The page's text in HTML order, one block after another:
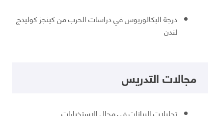
درجة البكالوريوس في دراسات الحرب من كينجز كوليدج
لندن
مجالات التدريس
تحليلات البيانات في مجال الاستخبارات